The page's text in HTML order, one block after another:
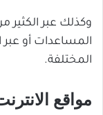
وكذلك عبر الكثير
المساعدات أو
المختلفة.
مواقع